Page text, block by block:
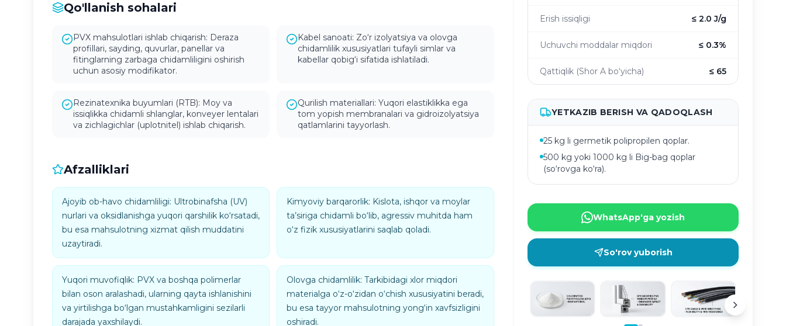
Qo'llanish sohalari
PVX mahsulotlari ishlab chiqarish: Deraza
profillari, sayding, quvurlar, panellar va
fitinglarning zarbaga chidamliligini oshirish
uchun asosiy modifikator.
Kabel sanoati: Zo‘r izolyatsiya va olovga
chidamlilik xususiyatlari tufayli simlar va
kabellar qobig‘i sifatida ishlatiladi.
Rezinatexnika buyumlari (RTB): Moy va
issiqlikka chidamli shlanglar, konveyer lentalari
va zichlagichlar (uplotnitel) ishlab chiqarish.
Qurilish materiallari: Yuqori elastiklikka ega
tom yopish membranalari va gidroizolyatsiya
qatlamlarini tayyorlash.
Afzalliklari
Ajoyib ob-havo chidamliligi: Ultrobinafsha (UV)
nurlari va oksidlanishga yuqori qarshilik ko‘rsatadi,
bu esa mahsulotning xizmat qilish muddatini
uzaytiradi.
Kimyoviy barqarorlik: Kislota, ishqor va moylar
ta’siriga chidamli bo‘lib, agressiv muhitda ham
o‘z fizik xususiyatlarini saqlab qoladi.
Yuqori muvofiqlik: PVX va boshqa polimerlar
bilan oson aralashadi, ularning qayta ishlanishini
va yirtilishga bo‘lgan mustahkamligini sezilarli
darajada yaxshilaydi.
Olovga chidamlilik: Tarkibidagi xlor miqdori
materialga o‘z-o‘zidan o‘chish xususiyatini beradi,
bu esa tayyor mahsulotning yong‘in xavfsizligini
oshiradi.
Erish issiqligi ≤ 2.0 J/g
Uchuvchi moddalar miqdori ≤ 0.3%
Qattiqlik (Shor A bo‘yicha) ≤ 65
YETKAZIB BERISH VA QADOQLASH
25 kg li germetik polipropilen qoplar.
500 kg yoki 1000 kg li Big-bag qoplar
(so‘rovga ko‘ra).
WhatsApp'ga yozish
So'rov yuborish